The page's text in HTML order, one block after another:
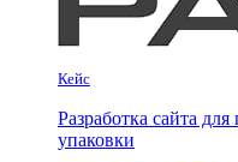
Кейс
Разработка сайта
упаковки